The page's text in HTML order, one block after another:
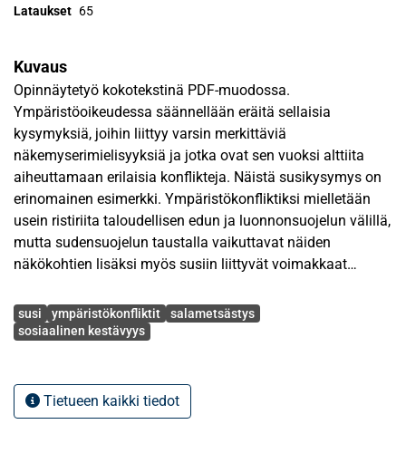
Lataukset 65
Kuvaus
Opinnäytetyö kokotekstinä PDF-muodossa.
Ympäristöoikeudessa säännellään eräitä sellaisia
kysymyksiä, joihin liittyy varsin merkittäviä
näkemyserimielisyyksiä ja jotka ovat sen vuoksi alttiita
aiheuttamaan erilaisia konflikteja. Näistä susikysymys on
erinomainen esimerkki. Ympäristökonfliktiksi mielletään
usein ristiriita taloudellisen edun ja luonnonsuojelun välillä,
mutta sudensuojelun taustalla vaikuttavat näiden
näkökohtien lisäksi myös susiin liittyvät voimakkaat
Susi rauhoitettiin Suomessa 1970-luvulla. Tämän ja
alkoi hiljalleen elpyä ja kasvaa kymmenkunnasta yksilöstä
yli 200. Sudet ovat yksilö- ja reviirikoon kasvaessa,
Avainsanat
susi ympäristökonfliktit
salametsästys
sosiaalinen kestävyys
Tietueen kaikki tiedot